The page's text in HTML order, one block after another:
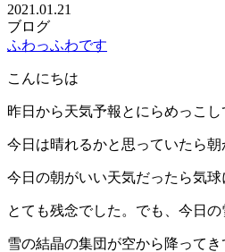
2021.01.21
ブログ
ふわっふわです
こんにちは
昨日から天気予報とにらめっこし
今日は晴れるかと思っていたら朝
今日の朝がいい天気だったら気
とても残念でした。でも、今日の
雪の結晶の集団が空から降ってき